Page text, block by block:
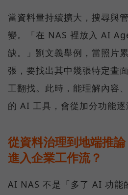
當資料量持續擴大，搜尋與
變。「在 NAS 裡放入 AI
缺。」劉文義舉例，當照片
張，要找出其中幾張特定畫
工翻找。此時，能理解內容
的 AI 工具，會從加分功能逐
從資料治理到地端推
進入企業工作流？
AI NAS 不是「多了 AI 功能